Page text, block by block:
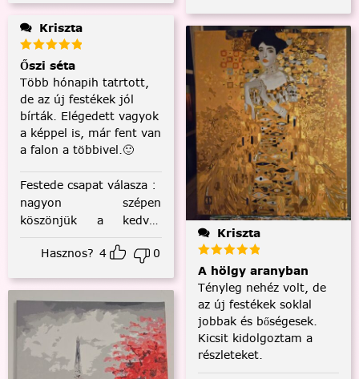
Kriszta
Őszi séta
Több hónapih tatrtott,
de az új festékek jól
bírták. Elégedett vagyok
a képpel is, már fent van
a falon a többivel.🙂
Festede csapat válasza :
nagyon szépen
köszönjük a kedves
visszajelzést! :)
Hasznos? 4 0
Kriszta
A hölgy aranyban
Tényleg nehéz volt, de
az új festékek soklal
jobbak és bőségesek.
Kicsit kidolgoztam a
részleteket.